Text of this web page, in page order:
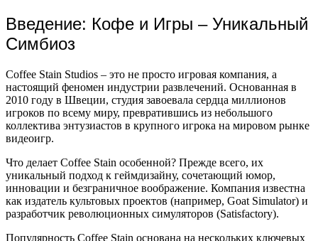
Введение: Кофе и Игры – Уникальный
Симбиоз
Coffee Stain Studios – это не просто игровая компания, а
настоящий феномен индустрии развлечений. Основанная в
2010 году в Швеции, студия завоевала сердца миллионов
игроков по всему миру, превратившись из небольшого
коллектива энтузиастов в крупного игрока на мировом рынке
видеоигр.
Что делает Coffee Stain особенной? Прежде всего, их
уникальный подход к геймдизайну, сочетающий юмор,
инновации и безграничное воображение. Компания известна
как издатель культовых проектов (например, Goat Simulator) и
разработчик революционных симуляторов (Satisfactory).
Популярность Coffee Stain основана на нескольких ключевых